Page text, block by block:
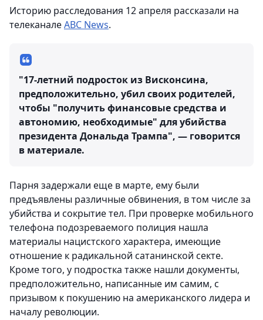
Историю расследования 12 апреля рассказали на
телеканалеABC News.
"17-летний подросток из Висконсина,
предположительно, убил своих родителей,
чтобы "получить финансовые средства и
автономию, необходимые" для убийства
президента Дональда Трампа", — говорится
в материале.
Парня задержали еще в марте, ему были
предъявлены различные обвинения, в том числе за
убийства и сокрытие тел. При проверке мобильного
телефона подозреваемого полиция нашла
материалы нацистского характера, имеющие
отношение к радикальной сатанинской секте.
Кроме того, у подростка также нашли документы,
предположительно, написанные им самим, с
призывом к покушению на американского лидера и
началу революции.